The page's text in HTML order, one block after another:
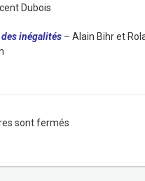
Dubois
inégalités – Alain Bihr et
sont fermés